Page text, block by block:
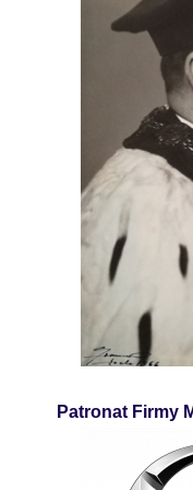
Patronat Firmy